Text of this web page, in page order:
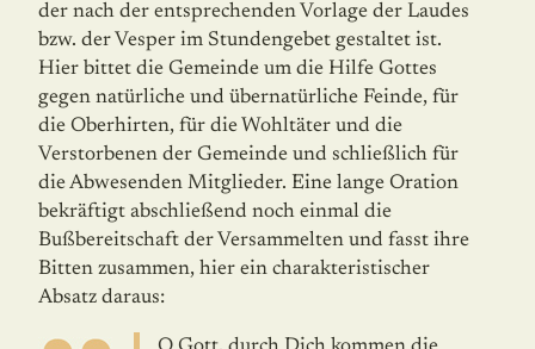
der nach der entsprechenden Vorlage der Laudes
bzw. der Vesper im Stunden­gebet gestaltet ist.
Hier bittet die Gemeinde um die Hilfe Gottes
gegen natürliche und übernatürliche Feinde, für
die Oberhirten, für die Wohltäter und die
Verstorbenen der Gemeinde und schließlich für
die Abwesenden Mitglieder. Eine lange Oration
bekräftigt abschließend noch einmal die
Bußbereitschaft der Versammelten und fasst ihre
Bitten zusammen, hier ein charakteristischer
Absatz daraus: